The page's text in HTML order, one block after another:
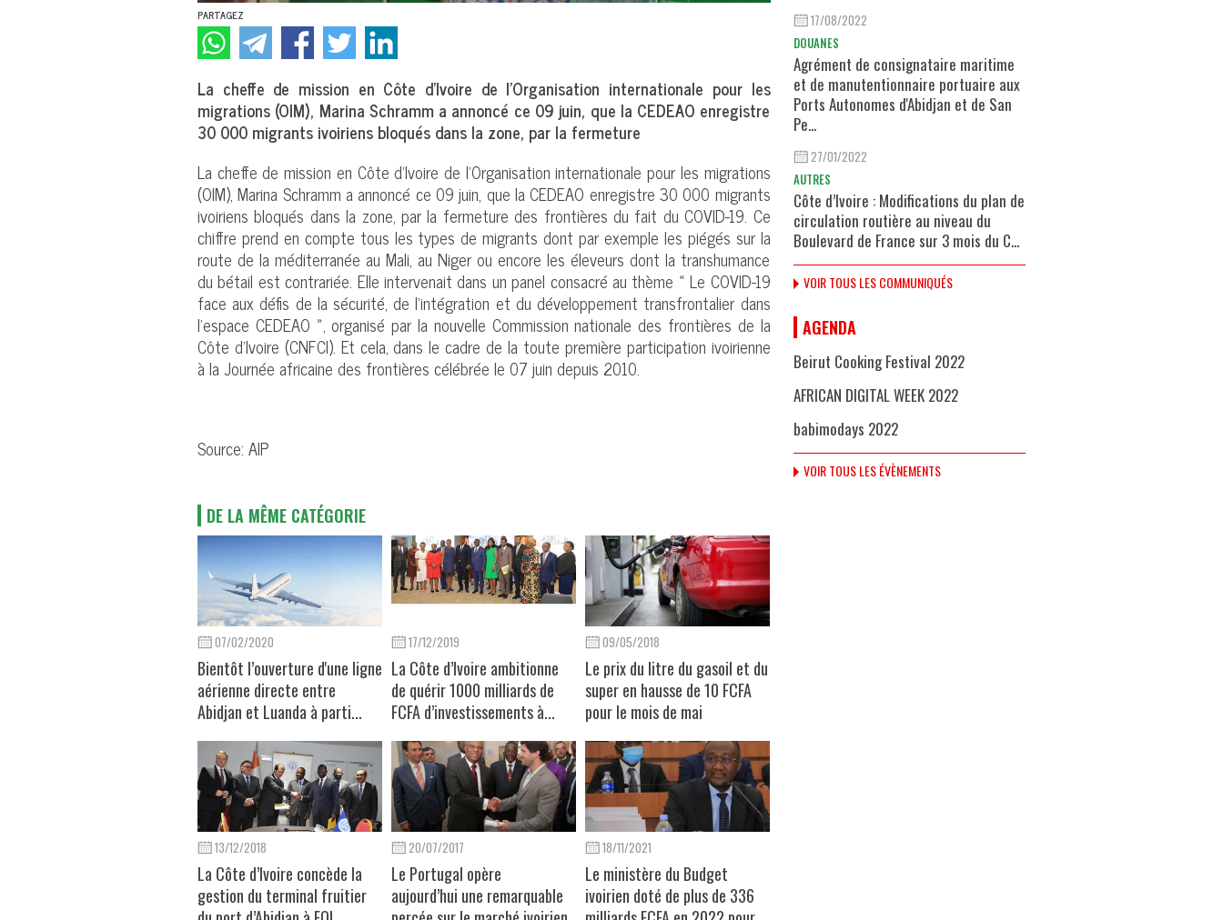
PARTAGEZ
La cheffe de mission en Côte d’Ivoire de l’Organisation internationale pour les
migrations (OIM), Marina Schramm a annoncé ce 09 juin, que la CEDEAO enregistre
30 000 migrants ivoiriens bloqués dans la zone, par la fermeture
La cheffe de mission en Côte d’Ivoire de l’Organisation internationale pour les migrations
(OIM), Marina Schramm a annoncé ce 09 juin, que la CEDEAO enregistre 30 000 migrants
ivoiriens bloqués dans la zone, par la fermeture des frontières du fait du COVID-19. Ce
chiffre prend en compte tous les types de migrants dont par exemple les piégés sur la
route de la méditerranée au Mali, au Niger ou encore les éleveurs dont la transhumance
du bétail est contrariée. Elle intervenait dans un panel consacré au thème « Le COVID-19
face aux défis de la sécurité, de l’intégration et du développement transfrontalier dans
l’espace CEDEAO », organisé par la nouvelle Commission nationale des frontières de la
Côte d’Ivoire (CNFCI). Et cela, dans le cadre de la toute première participation ivoirienne
à la Journée africaine des frontières célébrée le 07 juin depuis 2010.
Source: AIP
DE LA MÊME CATÉGORIE
07/02/2020
Bientôt l’ouverture d'une ligne
aérienne directe entre
Abidjan et Luanda à parti...
17/12/2019
La Côte d’Ivoire ambitionne
de quérir 1000 milliards de
FCFA d’investissements à...
09/05/2018
Le prix du litre du gasoil et du
super en hausse de 10 FCFA
pour le mois de mai
13/12/2018
La Côte d’Ivoire concède la
gestion du terminal fruitier
20/07/2017
Le Portugal opère
aujourd’hui une remarquable
18/11/2021
Le ministère du Budget
ivoirien doté de plus de 336
17/08/2022
DOUANES
Agrément de consignataire maritime
et de manutentionnaire portuaire aux
Ports Autonomes d'Abidjan et de San
Pe...
27/01/2022
AUTRES
Côte d’Ivoire : Modifications du plan de
circulation routière au niveau du
Boulevard de France sur 3 mois du C...
VOIR TOUS LES COMMUNIQUÉS
AGENDA
Beirut Cooking Festival 2022
AFRICAN DIGITAL WEEK 2022
babimodays 2022
VOIR TOUS LES ÉVÈNEMENTS